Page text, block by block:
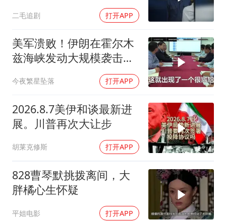
公安部通报：抓获犯罪嫌疑人8200余名
真理之光，何以能照亮复兴之路？
二毛追剧 打开APP
美军溃败！伊朗在霍尔木
兹海峡发动大规模袭击，
今夜繁星坠落 打开APP
2026.8.7美伊和谈最新进
展。川普再次大让步
胡莱克修斯 打开APP
828曹琴默挑拨离间，大
胖橘心生怀疑
平姐电影 打开APP